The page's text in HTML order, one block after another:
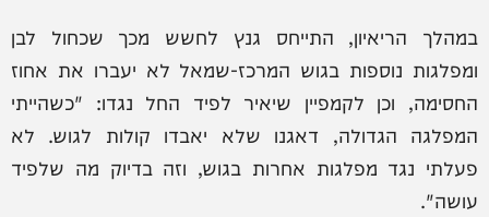
במהלך הריאיון, התייחס גנץ לחשש מכך שכחול לבן
ומפלגות נוספות בגוש המרכז-שמאל לא יעברו את אחוז
החסימה, וכן לקמפיין שיאיר לפיד החל נגדו: "כשהייתי
המפלגה הגדולה, דאגנו שלא יאבדו קולות לגוש. לא
פעלתי נגד מפלגות אחרות בגוש, וזה בדיוק מה שלפיד
עושה".